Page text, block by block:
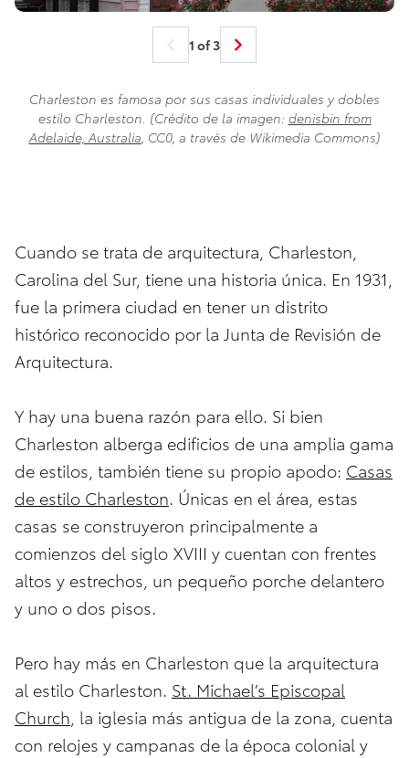
1 of 3
Charleston es famosa por sus casas individuales y dobles
estilo Charleston. (Crédito de la imagen: denisbin from
Adelaide, Australia , CC0, a través de Wikimedia Commons)
Cuando se trata de arquitectura, Charleston,
Carolina del Sur, tiene una historia única. En 1931,
fue la primera ciudad en tener un distrito
histórico reconocido por la Junta de Revisión de
Arquitectura.
Y hay una buena razón para ello. Si bien
Charleston alberga edificios de una amplia gama
de estilos, también tiene su propio apodo: Casas
de estilo Charleston . Únicas en el área, estas
casas se construyeron principalmente a
comienzos del siglo XVIII y cuentan con frentes
altos y estrechos, un pequeño porche delantero
y uno o dos pisos.
Pero hay más en Charleston que la arquitectura
al estilo Charleston. St. Michael’s Episcopal
Church , la iglesia más antigua de la zona, cuenta
con relojes y campanas de la época colonial y